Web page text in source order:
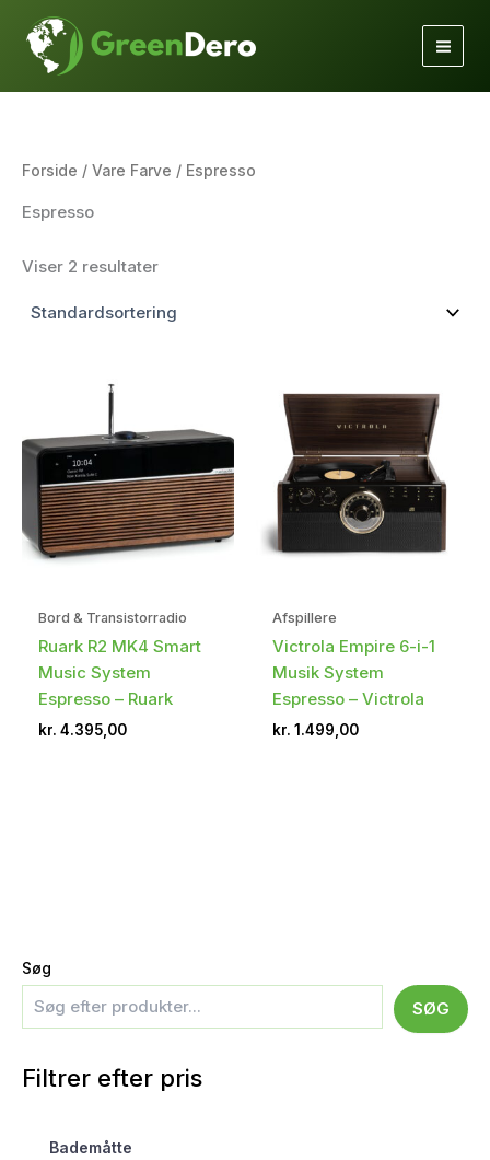
indholdet
Søg
SØG
Filtrer efter pris
Bademåtte
Forside / Vare Farve / Espresso
Espresso
Viser 2 resultater
Bord & Transistorradio
Ruark R2 MK4 Smart
Music System
Espresso – Ruark
kr. 4.395,00
Afspillere
Victrola Empire 6-i-1
Musik System
Espresso – Victrola
kr. 1.499,00